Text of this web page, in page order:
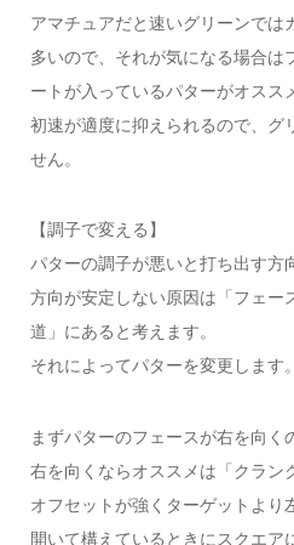
アマチュアだと速いグリーンでは
多いので、それが気になる場合は
ートが入っているパターがオスス
初速が適度に抑えられるので、グ
せん。
【調子で変える】
パターの調子が悪いと打ち出す方
方向が安定しない原因は「フェー
道」にあると考えます。
それによってパターを変更します。
まずパターのフェースが右を向く
右を向くならオススメは「クラン
オフセットが強くターゲットより
開いて構えているときにスクエア